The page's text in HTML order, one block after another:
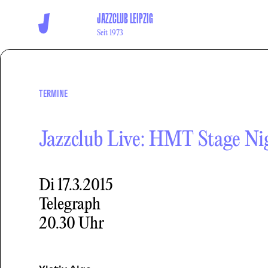
JAZZCLUB LEIPZIG
Seit 1973
TERMINE
Jazzclub Live: HMT Stage
Di17.3.2015
Telegraph
20.30 Uhr